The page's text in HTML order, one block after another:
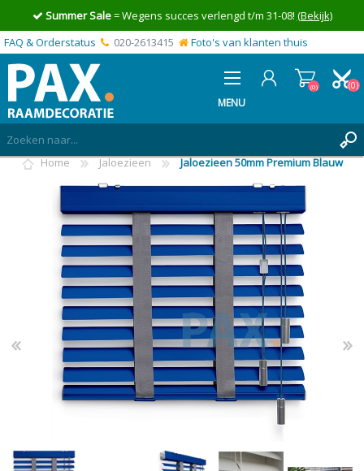
Summer Sale= Wegens succes verlengd t/m 31-08! (Bekijk)
FAQ & Orderstatus
020-2613415 Foto's van klanten thuis
MENU
(0)
(0)
Home Jaloezieen Jaloezieen 50mm Premium Blauw